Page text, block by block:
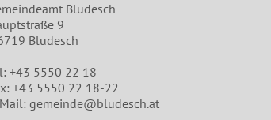
Bludesch
9
Bludesch
+43 5550 22 18
+43 5550 22 18-22
gemeinde@bludesch.at